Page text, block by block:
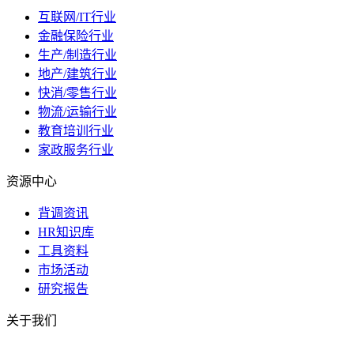
互联网/IT行业
金融保险行业
生产/制造行业
地产/建筑行业
快消/零售行业
物流/运输行业
教育培训行业
家政服务行业
资源中心
背调资讯
HR知识库
工具资料
市场活动
研究报告
关于我们